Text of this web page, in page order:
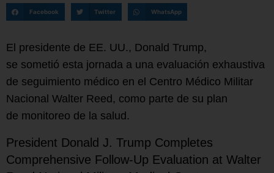
Facebook Twitter WhatsApp
El presidente de EE. UU., Donald Trump,
se sometió esta jornada a una evaluación exhaustiva
de seguimiento médico en el Centro Médico Militar
Nacional Walter Reed, como parte de su plan
de monitoreo de la salud.
President Donald J. Trump Completes
Comprehensive Follow-Up Evaluation at Walter